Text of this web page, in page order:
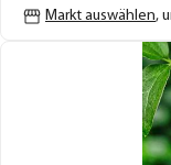
Markt auswählen,